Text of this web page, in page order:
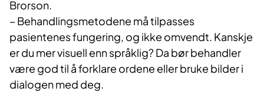
Brorson.
– Behandlingsmetodene må tilpasses
pasientenes fungering, og ikke omvendt. Kanskje
er du mer visuell enn språklig? Da bør behandler
være god til å forklare ordene eller bruke bilder i
dialogen med deg.